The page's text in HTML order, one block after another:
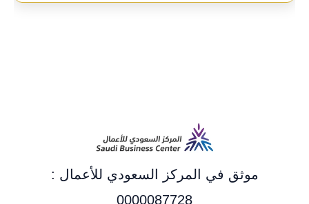
موثق في المركز السعودي للأعمال :
0000087728